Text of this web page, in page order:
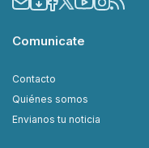
Comunicate
Contacto
Quiénes somos
Envianos tu noticia